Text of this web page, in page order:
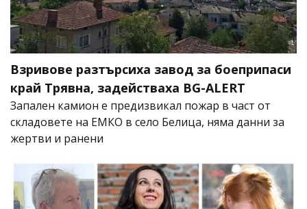
Взривове разтърсиха завод за боеприпаси
край Трявна, задействаха BG-ALERT
Запален камион е предизвикал пожар в част от
складовете на ЕМКО в село Белица, няма данни за
жертви и ранени